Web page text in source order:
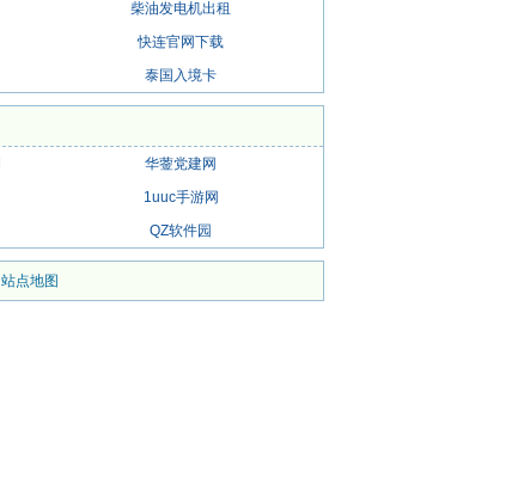
柴油发电机出租
快连官网下载
泰国入境卡
华蓥党建网
1uuc手游网
QZ软件园
站点地图